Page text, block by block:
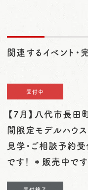
関連するイベント・
受付中
【7月】八代市長田
間限定モデルハウス
見学・ご相談予約
です！ ＊販売中です